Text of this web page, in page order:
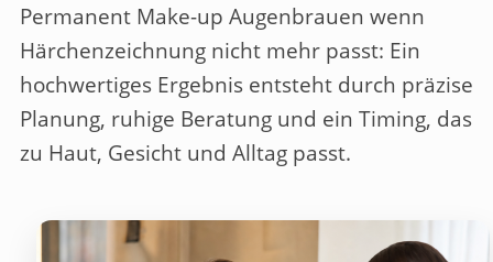
Permanent Make-up Augenbrauen wenn
Härchenzeichnung nicht mehr passt: Ein
hochwertiges Ergebnis entsteht durch präzise
Planung, ruhige Beratung und ein Timing, das
zu Haut, Gesicht und Alltag passt.